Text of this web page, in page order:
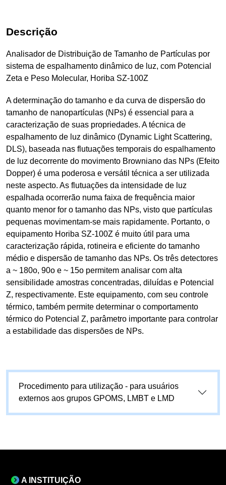
Descrição
Analisador de Distribuição de Tamanho de Partículas por
sistema de espalhamento dinâmico de luz, com Potencial
Zeta e Peso Molecular, Horiba SZ-100Z
A determinação do tamanho e da curva de dispersão do
tamanho de nanopartículas (NPs) é essencial para a
caracterização de suas propriedades. A técnica de
espalhamento de luz dinâmico (Dynamic Light Scattering,
DLS), baseada nas flutuações temporais do espalhamento
de luz decorrente do movimento Browniano das NPs (Efeito
Dopper) é uma poderosa e versátil técnica a ser utilizada
neste aspecto. As flutuações da intensidade de luz
espalhada ocorrerão numa faixa de frequência maior
quanto menor for o tamanho das NPs, visto que partículas
pequenas movimentam-se mais rapidamente. Portanto, o
equipamento Horiba SZ-100Z é muito útil para uma
caracterização rápida, rotineira e eficiente do tamanho
médio e dispersão de tamanho das NPs. Os três detectores
a ~ 180o, 90o e ~ 15o permitem analisar com alta
sensibilidade amostras concentradas, diluídas e Potencial
Z, respectivamente. Este equipamento, com seu controle
térmico, também permite determinar o comportamento
térmico do Potencial Z, parâmetro importante para controlar
a estabilidade das dispersões de NPs.
Procedimento para utilização - para usuários
externos aos grupos GPOMS, LMBT e LMD
A INSTITUIÇÃO